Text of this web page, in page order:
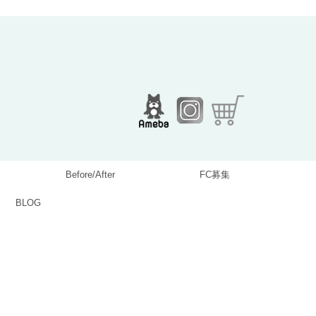
Before/After FC募集
BLOG